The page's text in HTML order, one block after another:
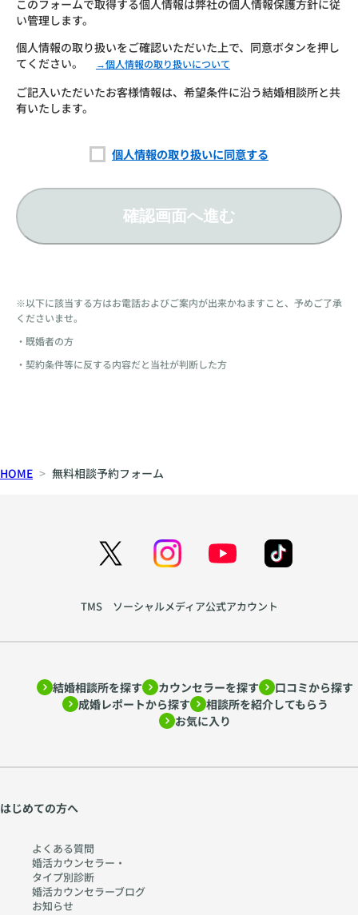
このフォームで取得する個人情報は弊社の個人情報保護方針に従
い管理します。
個人情報の取り扱いをご確認いただいた上で、同意ボタンを押し
てください。
→個人情報の取り扱いについて
ご記入いただいたお客様情報は、希望条件に沿う結婚相談所と共
有いたします。
個人情報の取り扱いに同意する
確認画面へ進む
※以下に該当する方はお電話およびご案内が出来かねますこと、予めご了承
くださいませ。
・既婚者の方
・契約条件等に反する内容だと当社が判断した方
HOME 無料相談予約フォーム
TMS ソーシャルメディア公式アカウント
結婚相談所を探す カウンセラーを探す
口コミから探す
成婚レポートから探す
相談所を紹介してもらう
お気に入り
はじめての方へ
よくある質問
婚活カウンセラー・
タイプ別診断
婚活カウンセラーブログ
お知らせ